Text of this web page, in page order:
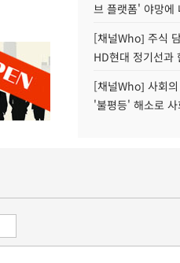
브 플랫폼' 야망에
[채널Who] 주식
HD현대 정기선과
[채널Who] 사회
'불평등' 해소로